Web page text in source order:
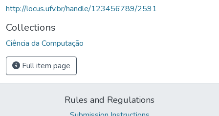
http://locus.ufv.br/handle/123456789/2591
Collections
Ciência da Computação
Full item page
Rules and Regulations